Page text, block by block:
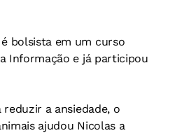
bolsista em um curso
Informação e já participou
a ansiedade, o
ajudou Nicolas a